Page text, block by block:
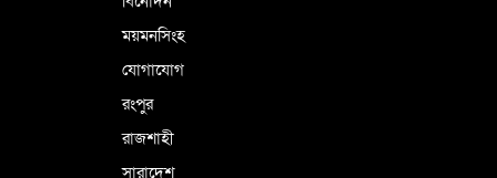
ময়মনসিংহ
যোগাযোগ
রংপুর
রাজশাহী
সারাদেশ